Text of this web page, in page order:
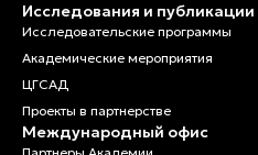
Исследования и публикации
Исследовательские программы
Академические мероприятия
ЦГСАД
Проекты в партнерстве
Международный офис